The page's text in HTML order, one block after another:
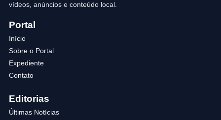
vídeos, anúncios e conteúdo local.
Portal
Início
Sobre o Portal
Expediente
Contato
Editorias
Últimas Notícias